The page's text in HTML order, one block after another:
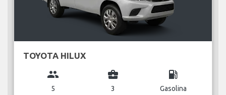
TOYOTA HILUX
group
5
business_center
3
local_gas_station
Gasolina